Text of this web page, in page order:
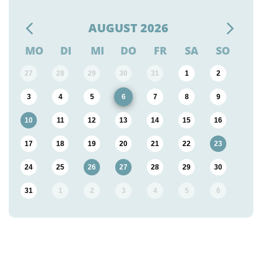
AUGUST 2026
MO DI MI DO FR SA SO
27 28 29 30 31 1 2
3 4 5 6 7 8 9
10 11 12 13 14 15 16
17 18 19 20 21 22 23
24 25 26 27 28 29 30
31 1 2 3 4 5 6